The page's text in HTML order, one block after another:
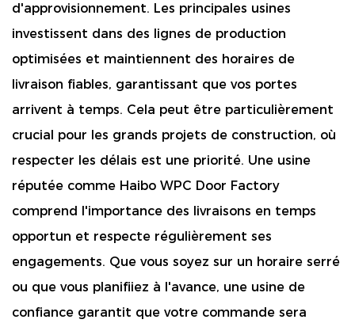
d'approvisionnement. Les principales usines
investissent dans des lignes de production
optimisées et maintiennent des horaires de
livraison fiables, garantissant que vos portes
arrivent à temps. Cela peut être particulièrement
crucial pour les grands projets de construction, où
respecter les délais est une priorité. Une usine
réputée comme Haibo WPC Door Factory
comprend l'importance des livraisons en temps
opportun et respecte régulièrement ses
engagements. Que vous soyez sur un horaire serré
ou que vous planifiiez à l'avance, une usine de
confiance garantit que votre commande sera